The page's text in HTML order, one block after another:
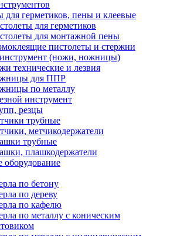
для герметиков, пены и клеевые
для герметиков
для монтажной пены
пистолеты и стержни
(ножи, ножницы)
технические и лезвия
для ППР
по металлу
инструмент
резцы
трубные
метчикодержатели
трубные
плашкодержатели
оборудование
по бетону
по дереву
по кафелю
по металлу с коническим